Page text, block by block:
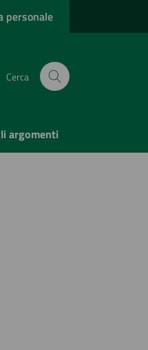
personale
Cerca
argomenti